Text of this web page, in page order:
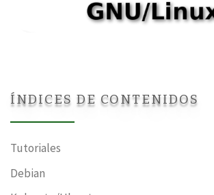
ÍNDICES DE CONTENIDOS
Tutoriales
Debian